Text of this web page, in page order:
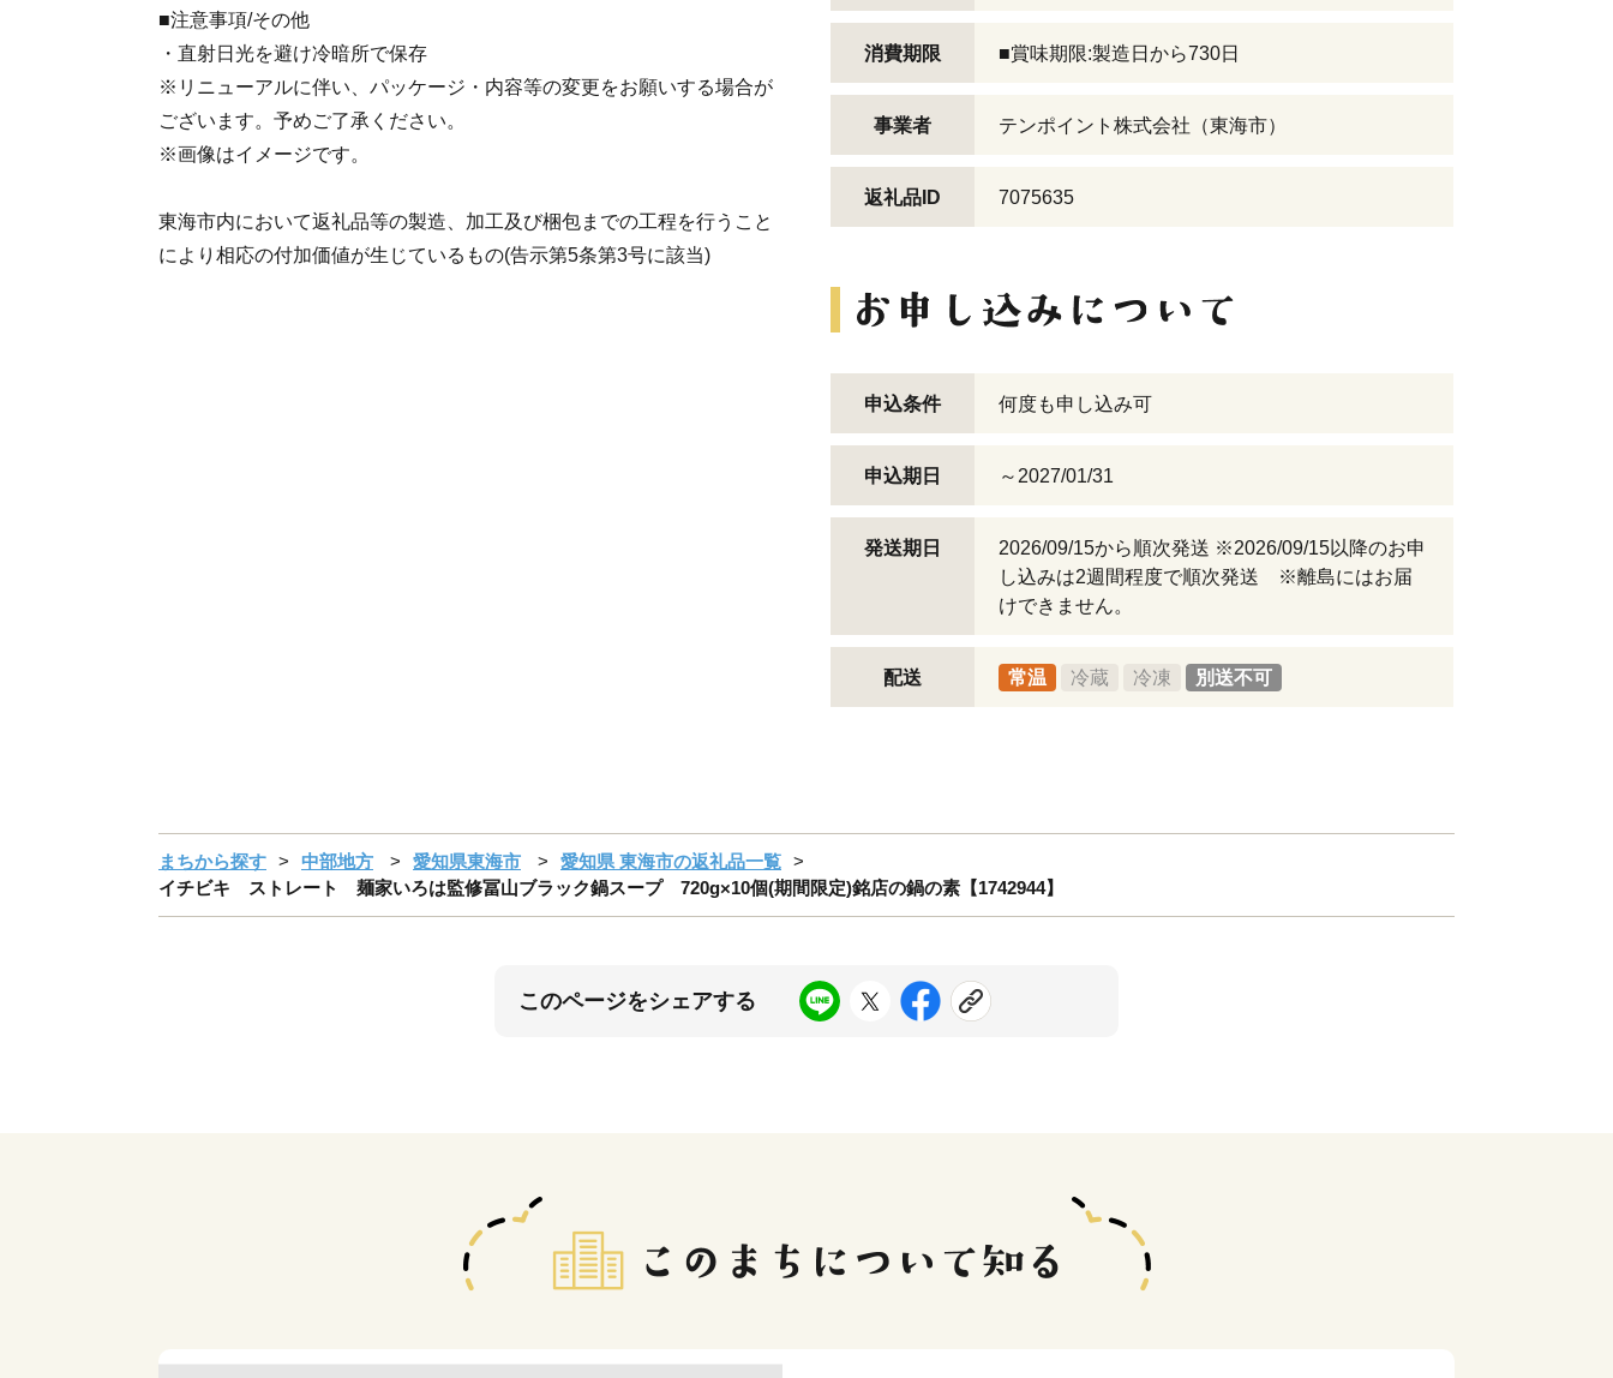
■注意事項/その他
・直射日光を避け冷暗所で保存
※リニューアルに伴い、パッケージ・内容等の変更をお願いする場合が
ございます。予めご了承ください。
※画像はイメージです。
東海市内において返礼品等の製造、加工及び梱包までの工程を行うこと
により相応の付加価値が生じているもの(告示第5条第3号に該当)
消費期限 ■賞味期限:製造日から730日
事業者 テンポイント株式会社（東海市）
返礼品ID 7075635
申込条件 何度も申し込み可
申込期日 ～2027/01/31
発送期日
2026/09/15から順次発送 ※2026/09/15以降のお申
し込みは2週間程度で順次発送 ※離島にはお届
けできません。
配送 常温 冷蔵 冷凍 別送不可
まちから探す 中部地方 愛知県東海市
愛知県 東海市の返礼品一覧
イチビキ ストレート 麺家いろは監修冨山ブラック鍋スープ 720g×10個(期間限定)銘店の鍋の素【1742944】
このページをシェアする